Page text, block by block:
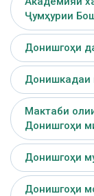
Ҷумҳурии
Донишгоҳи
Донишкадаи
Мактаби
Донишгоҳи
Донишгоҳи
Донишгоҳи